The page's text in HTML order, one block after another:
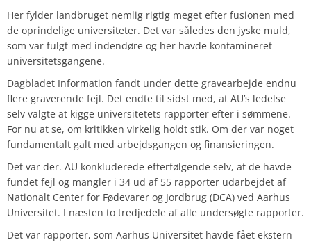
Her fylder landbruget nemlig rigtig meget efter fusionen med
de oprindelige universiteter. Det var således den jyske muld,
som var fulgt med indendøre og her havde kontamineret
universitetsgangene.
Dagbladet Information fandt under dette gravearbejde endnu
flere graverende fejl. Det endte til sidst med, at AU’s ledelse
selv valgte at kigge universitetets rapporter efter i sømmene.
For nu at se, om kritikken virkelig holdt stik. Om der var noget
fundamentalt galt med arbejdsgangen og finansieringen.
Det var der. AU konkluderede efterfølgende selv, at de havde
fundet fejl og mangler i 34 ud af 55 rapporter udarbejdet af
Nationalt Center for Fødevarer og Jordbrug (DCA) ved Aarhus
Universitet. I næsten to tredjedele af alle undersøgte rapporter.
Det var rapporter, som Aarhus Universitet havde fået ekstern